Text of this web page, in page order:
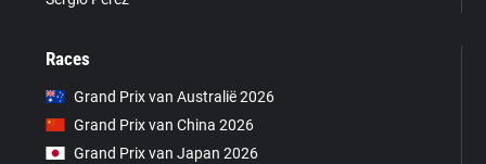
Races
Grand Prix van Australië 2026
Grand Prix van China 2026
Grand Prix van Japan 2026